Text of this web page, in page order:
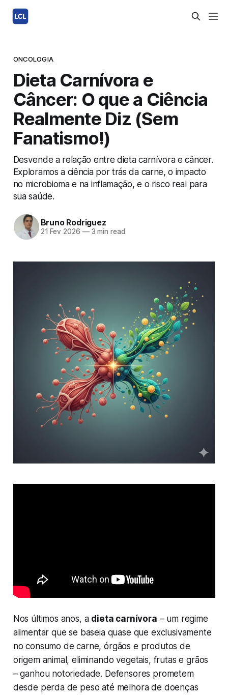
ONCOLOGIA
Dieta Carnívora e
Câncer: O que a Ciência
Realmente Diz (Sem
Fanatismo!)
Desvende a relação entre dieta carnívora e câncer.
Exploramos a ciência por trás da carne, o impacto
no microbioma e na inflamação, e o risco real para
sua saúde.
Bruno Rodriguez
21 Fev 2026 —3 min read
Nos últimos anos, a dieta carnívora – um regime
alimentar que se baseia quase que exclusivamente
no consumo de carne, órgãos e produtos de
origem animal, eliminando vegetais, frutas e grãos
– ganhou notoriedade. Defensores prometem
desde perda de peso até melhora de doenças